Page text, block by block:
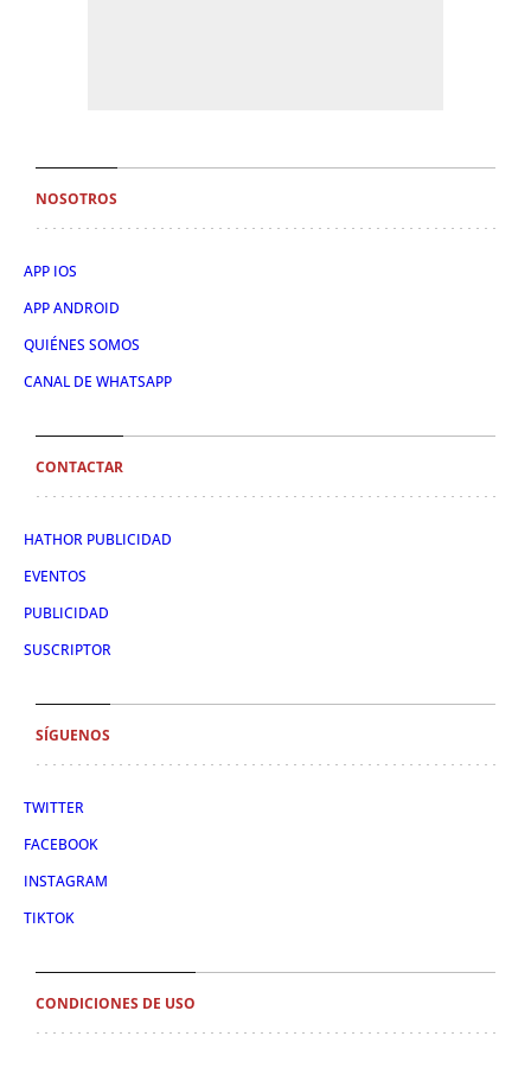
NOSOTROS
APP IOS
APP ANDROID
QUIÉNES SOMOS
CANAL DE WHATSAPP
CONTACTAR
HATHOR PUBLICIDAD
EVENTOS
PUBLICIDAD
SUSCRIPTOR
SÍGUENOS
TWITTER
FACEBOOK
INSTAGRAM
TIKTOK
CONDICIONES DE USO